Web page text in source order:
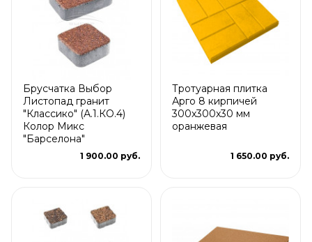
Брусчатка Выбор
Листопад гранит
"Классико" (А.1.КО.4)
Колор Микс
"Барселона"
1 900.00 руб.
Тротуарная плитка
Арго 8 кирпичей
300x300x30 мм
оранжевая
1 650.00 руб.